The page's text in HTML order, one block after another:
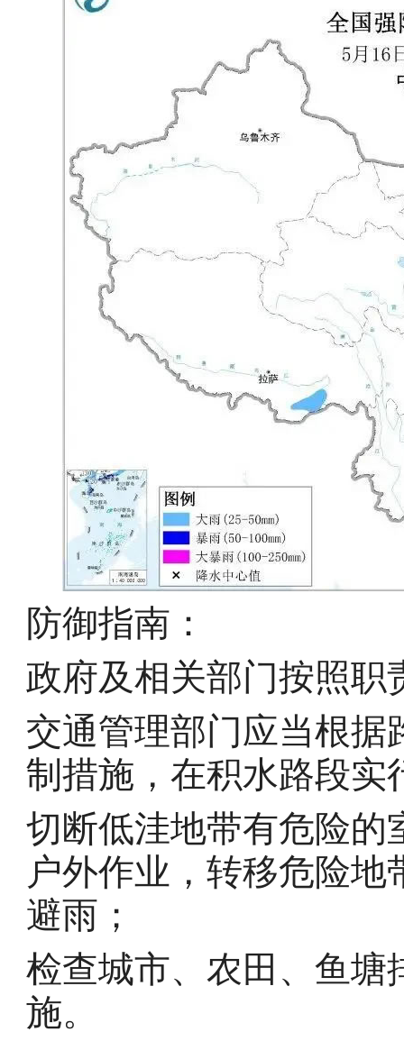
防御指南：
政府及相关部门按照职
交通管理部门应当根据
制措施，在积水路段实
切断低洼地带有危险的
户外作业，转移危险
避雨；
检查城市、农田、鱼塘
施。